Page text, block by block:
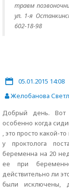
травм
ул. 1-я
602-18-98
05.01.2015 14:08
Желобанова
Добрый день. Вот
особенно когда
, это просто какой-
у проктолога
беременна на 20
ее при
действительно ли
были исключены,